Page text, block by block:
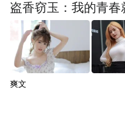
盗香窃玉：我的青春
爽文